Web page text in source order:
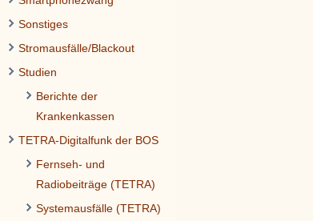
Sonstiges
Stromausfälle/Blackout
Studien
Berichte der
Krankenkassen
TETRA-Digitalfunk der BOS
Fernseh- und
Radiobeiträge (TETRA)
Systemausfälle (TETRA)